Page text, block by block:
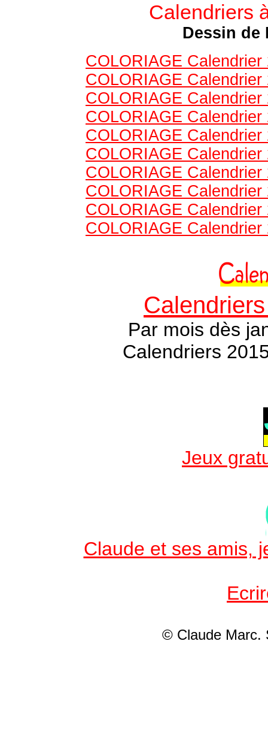
Calendriers
Dessin de
COLORIAGE
COLORIAGE
COLORIAGE
COLORIAGE
COLORIAGE
COLORIAGE
COLORIAGE
COLORIAGE
COLORIAGE
COLORIAGE
Par mois dès
Calendriers
Jeux
Claude et ses amis,
© Claude Marc.